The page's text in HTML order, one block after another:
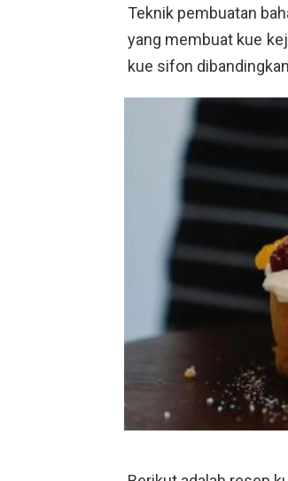
Teknik pembuatan
yang membuat kue
kue sifon